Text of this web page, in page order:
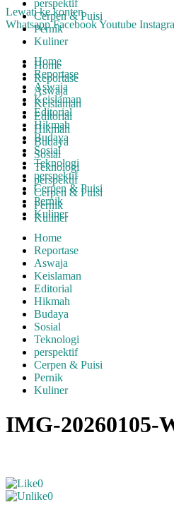
Lewati ke konten
Whatsapp FacebookYoutube
Home
Reportase
Aswaja
Keislaman
Editorial
Hikmah
Budaya
Sosial
Teknologi
perspektif
Cerpen & Puisi
Pernik
Kuliner
Home
Reportase
Aswaja
Keislaman
Editorial
Hikmah
Budaya
Sosial
Teknologi
perspektif
Cerpen & Puisi
Pernik
Kuliner
perspektif
Cerpen & Puisi
Pernik
Kuliner
Home
Reportase
Aswaja
Keislaman
Editorial
Hikmah
Budaya
Sosial
Teknologi
perspektif
Cerpen & Puisi
Pernik
Kuliner
IMG-20260105-
0
0